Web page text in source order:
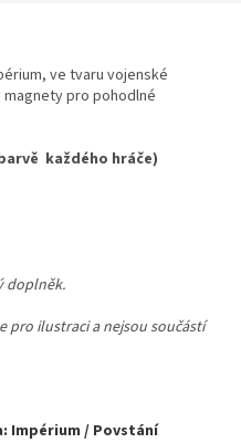
ve tvaru vojenské
pro pohodlné
každého hráče)
doplněk.
pro ilustraci a nejsou součástí
Impérium / Povstání